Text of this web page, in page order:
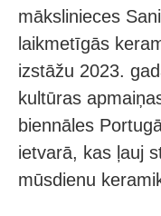
mākslinieces
laikmetīgās
izstāžu 2023.
kultūras
biennāles
ietvarā, kas ļauj
mūsdienu